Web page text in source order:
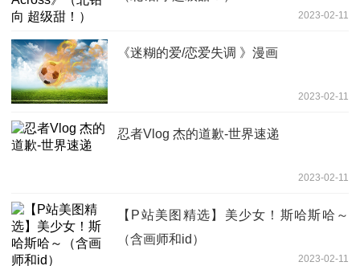
2023-02-11
《迷糊的爱/恋爱失调 》漫画
2023-02-11
忍者Vlog 杰的道歉-世界速递
2023-02-11
【P站美图精选】美少女！斯哈斯哈～
（含画师和id）
2023-02-11